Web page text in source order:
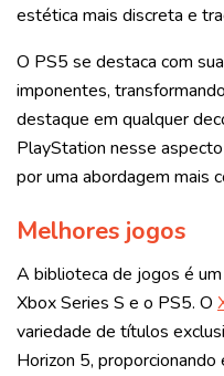
estética mais discreta e
O PS5 se destaca com
imponentes,
destaque em qualquer
PlayStation nesse
por uma abordagem mais
Melhores jogos
A biblioteca de jogos é
Xbox Series S e o PS5. O
variedade de títulos
Horizon 5, proporcionando